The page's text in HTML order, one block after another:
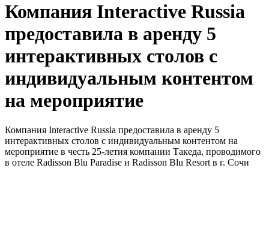
Компания Interactive Russia
предоставила в аренду 5
интерактивных столов с
индивидуальным контентом
на мероприятие
Компания Interactive Russia предоставила в аренду 5
интерактивных столов с индивидуальным контентом на
мероприятие в честь 25-летия компании Такеда, проводимого
в отеле Radisson Blu Paradise и Radisson Blu Resort в г. Сочи